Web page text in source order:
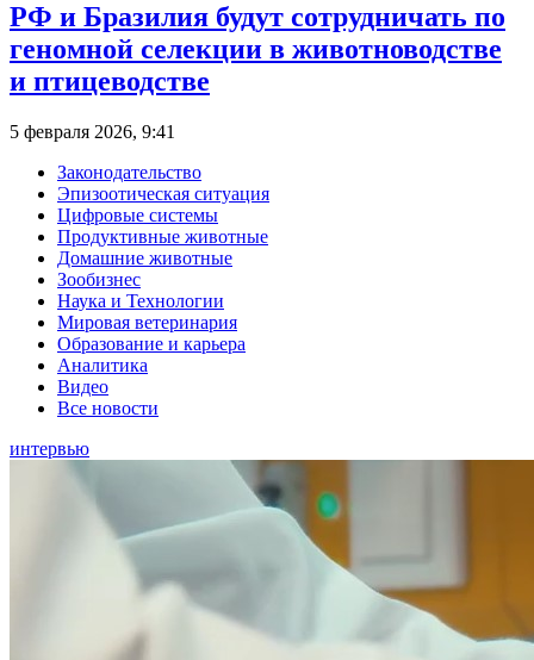
РФ и Бразилия будут сотрудничать по
геномной селекции в животноводстве
и птицеводстве
5 февраля 2026, 9:41
Законодательство
Эпизоотическая ситуация
Цифровые системы
Продуктивные животные
Домашние животные
Зообизнес
Наука и Технологии
Мировая ветеринария
Образование и карьера
Аналитика
Видео
Все новости
интервью